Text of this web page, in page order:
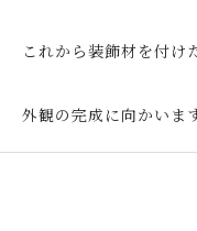
これから装飾材を付け
外観の完成に向かいま